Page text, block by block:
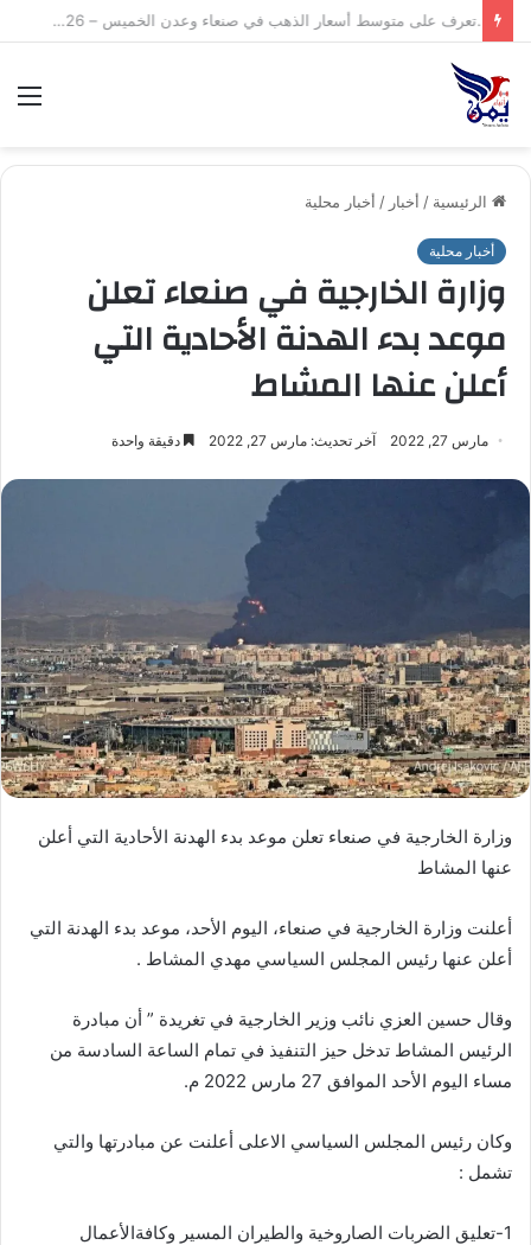
صنعاء::صندوق تنمية المهارات يختتم برنامجاً تدريبياً في رضا العملاء وجودة الأداء بالتعاون مع المعهد الماليزي.
الرئيسية / أخبار / أخبار محلية
أخبار محلية
وزارة الخارجية في صنعاء تعلن
موعد بدء الهدنة الأحادية التي
أعلن عنها المشاط
مارس 27, 2022 آخر تحديث: مارس 27, 2022 دقيقة واحدة
وزارة الخارجية في صنعاء تعلن موعد بدء الهدنة الأحادية التي أعلن
عنها المشاط
أعلنت وزارة الخارجية في صنعاء، اليوم الأحد، موعد بدء الهدنة التي
أعلن عنها رئيس المجلس السياسي مهدي المشاط .
وقال حسين العزي نائب وزير الخارجية في تغريدة ” أن مبادرة
الرئيس المشاط تدخل حيز التنفيذ في تمام الساعة السادسة من
مساء اليوم الأحد الموافق 27 مارس 2022 م.
وكان رئيس المجلس السياسي الاعلى أعلنت عن مبادرتها والتي
تشمل :
1-تعليق الضربات الصاروخية والطيران المسير وكافةالأعمال